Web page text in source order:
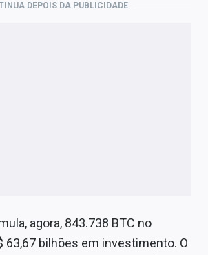
DEPOIS DA PUBLICIDADE
agora, 843.738 BTC no
63,67 bilhões em investimento. O